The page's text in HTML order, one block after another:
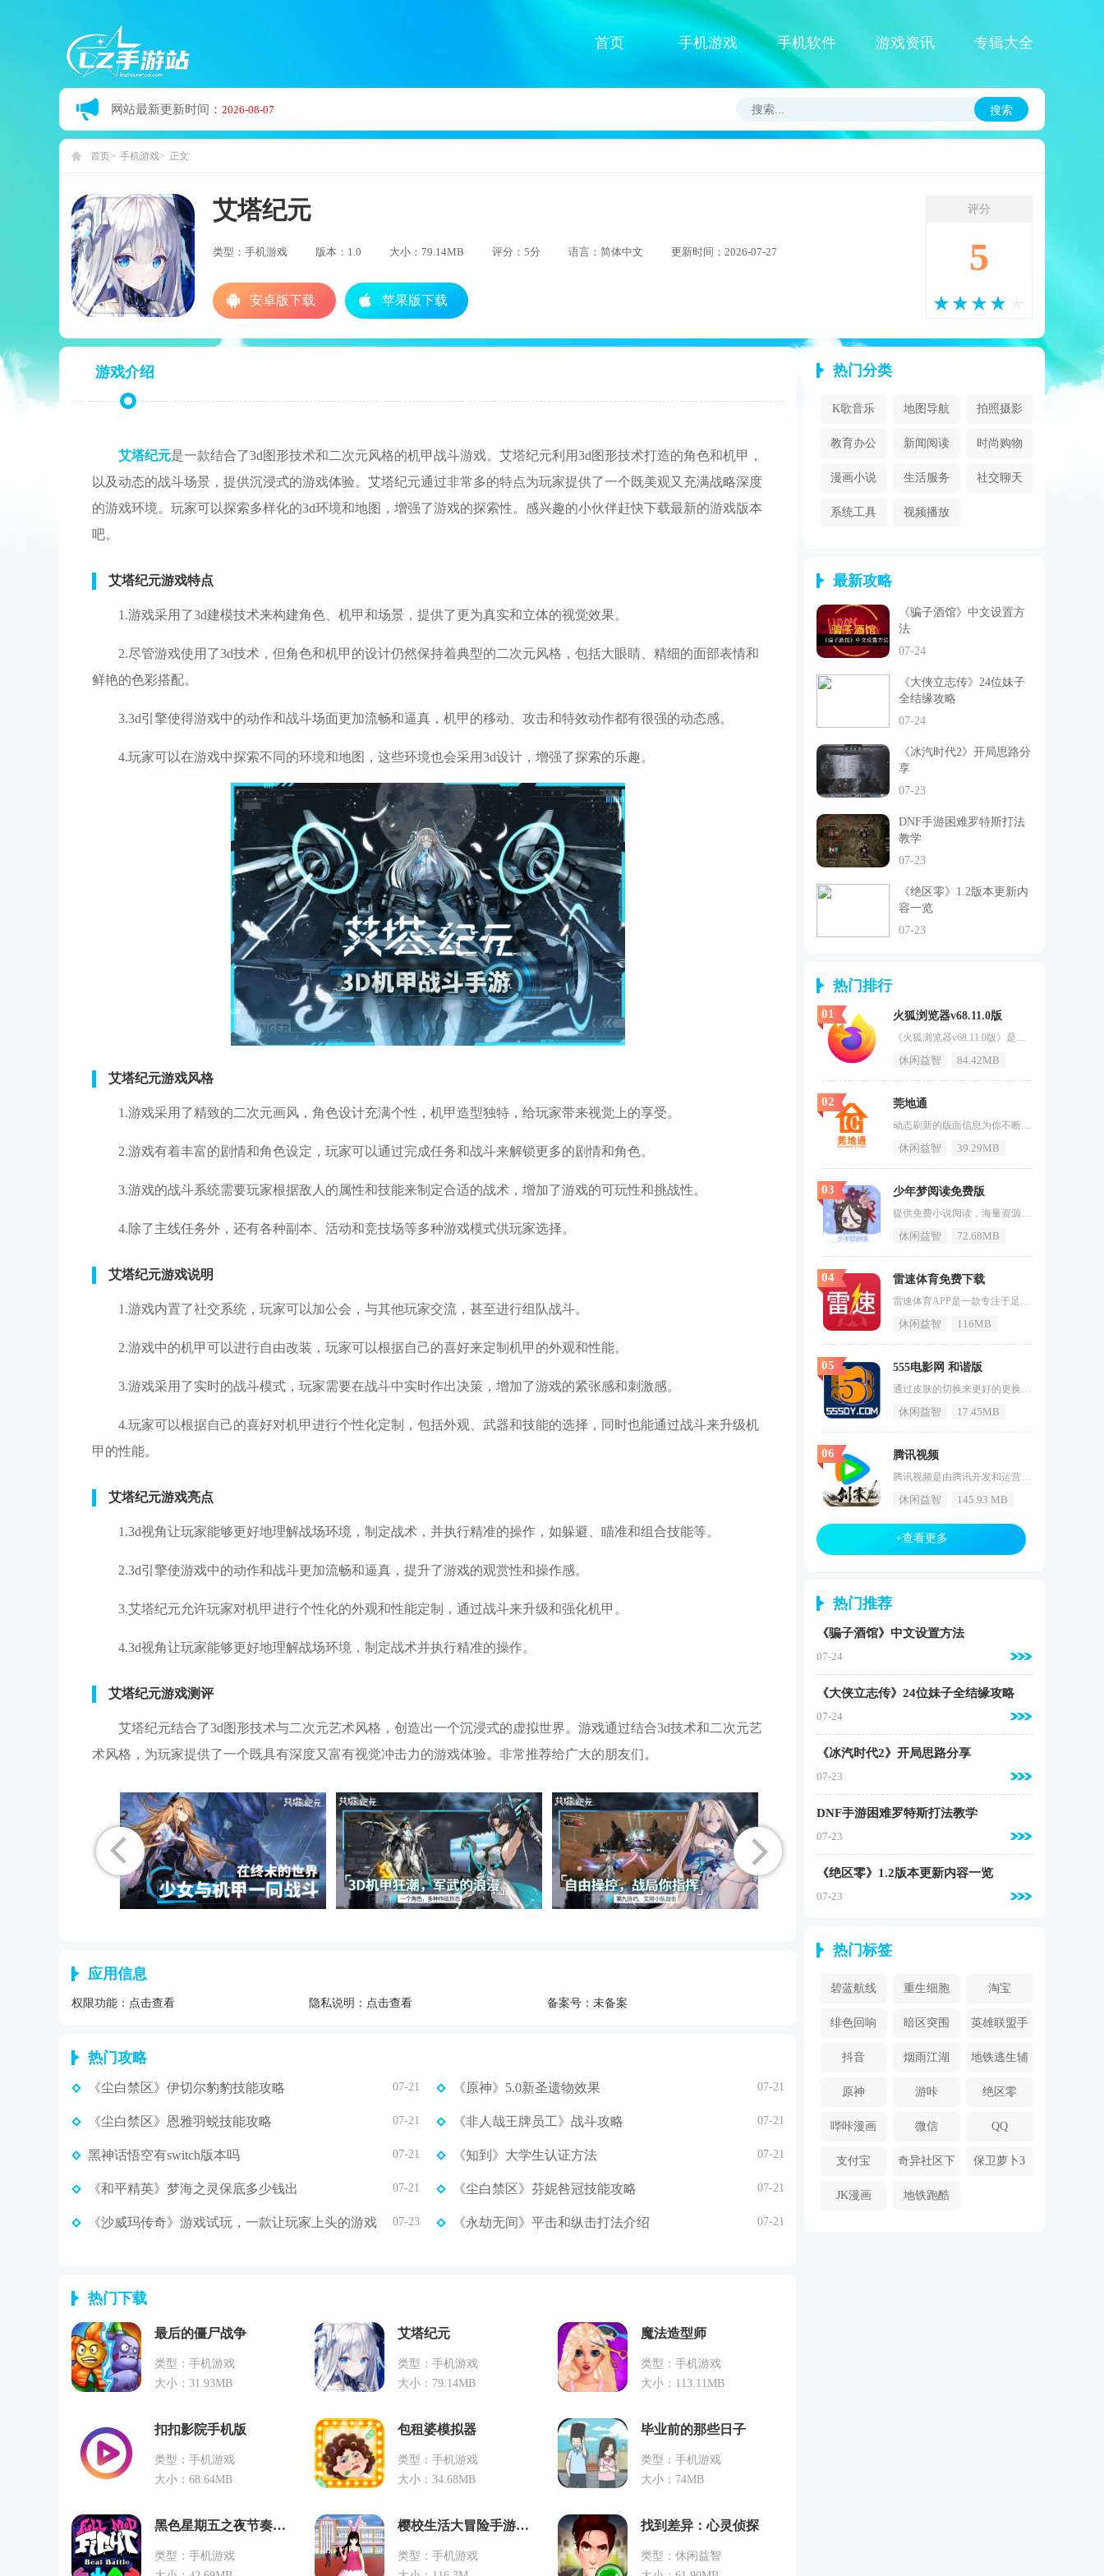
首页 手机游戏 手机软件 游戏资讯 专辑大全
网站最新更新时间： 2026-08-07 搜索
首页 手机游戏 正文
艾塔纪元
类型：手机游戏 版本：1.0 大小：79.14MB 评分：5分 语言：简体中文 更新时间：2026-07-27
评分
5
游戏介绍
艾塔纪元是一款结合了3d图形技术和二次元风格的机甲战斗游戏。艾塔纪元利用3d图形技术打造的角色和机甲，
以及动态的战斗场景，提供沉浸式的游戏体验。艾塔纪元通过非常多的特点为玩家提供了一个既美观又充满战略深度
的游戏环境。玩家可以探索多样化的3d环境和地图，增强了游戏的探索性。感兴趣的小伙伴赶快下载最新的游戏版本
吧。
艾塔纪元游戏特点
1.游戏采用了3d建模技术来构建角色、机甲和场景，提供了更为真实和立体的视觉效果。
2.尽管游戏使用了3d技术，但角色和机甲的设计仍然保持着典型的二次元风格，包括大眼睛、精细的面部表情和
鲜艳的色彩搭配。
3.3d引擎使得游戏中的动作和战斗场面更加流畅和逼真，机甲的移动、攻击和特效动作都有很强的动态感。
4.玩家可以在游戏中探索不同的环境和地图，这些环境也会采用3d设计，增强了探索的乐趣。
艾塔纪元游戏风格
1.游戏采用了精致的二次元画风，角色设计充满个性，机甲造型独特，给玩家带来视觉上的享受。
2.游戏有着丰富的剧情和角色设定，玩家可以通过完成任务和战斗来解锁更多的剧情和角色。
3.游戏的战斗系统需要玩家根据敌人的属性和技能来制定合适的战术，增加了游戏的可玩性和挑战性。
4.除了主线任务外，还有各种副本、活动和竞技场等多种游戏模式供玩家选择。
艾塔纪元游戏说明
1.游戏内置了社交系统，玩家可以加公会，与其他玩家交流，甚至进行组队战斗。
2.游戏中的机甲可以进行自由改装，玩家可以根据自己的喜好来定制机甲的外观和性能。
3.游戏采用了实时的战斗模式，玩家需要在战斗中实时作出决策，增加了游戏的紧张感和刺激感。
4.玩家可以根据自己的喜好对机甲进行个性化定制，包括外观、武器和技能的选择，同时也能通过战斗来升级机
甲的性能。
艾塔纪元游戏亮点
1.3d视角让玩家能够更好地理解战场环境，制定战术，并执行精准的操作，如躲避、瞄准和组合技能等。
2.3d引擎使游戏中的动作和战斗更加流畅和逼真，提升了游戏的观赏性和操作感。
3.艾塔纪元允许玩家对机甲进行个性化的外观和性能定制，通过战斗来升级和强化机甲。
4.3d视角让玩家能够更好地理解战场环境，制定战术并执行精准的操作。
艾塔纪元游戏测评
艾塔纪元结合了3d图形技术与二次元艺术风格，创造出一个沉浸式的虚拟世界。游戏通过结合3d技术和二次元艺
术风格，为玩家提供了一个既具有深度又富有视觉冲击力的游戏体验。非常推荐给广大的朋友们。
应用信息
权限功能： 点击查看 隐私说明： 点击查看 备案号：未备案
热门攻略
《尘白禁区》伊切尔豹豹技能攻略 07-21 《原神》5.0新圣遗物效果 07-21
《尘白禁区》恩雅羽蜕技能攻略 07-21 《非人哉王牌员工》战斗攻略 07-21
黑神话悟空有switch版本吗 07-21 《知到》大学生认证方法 07-21
《和平精英》梦海之灵保底多少钱出 07-21 《尘白禁区》芬妮咎冠技能攻略 07-21
《沙威玛传奇》游戏试玩，一款让玩家上头的游戏 07-23 《永劫无间》平击和纵击打法介绍 07-21
热门下载
最后的僵尸战争
类型：手机游戏
大小：31.93MB
艾塔纪元
类型：手机游戏
大小：79.14MB
魔法造型师
类型：手机游戏
大小：113.11MB
扣扣影院手机版
类型：手机游戏
大小：68.64MB
包租婆模拟器
类型：手机游戏
大小：34.68MB
毕业前的那些日子
类型：手机游戏
大小：74MB
黑色星期五之夜节奏对战
类型：手机游戏
樱校生活大冒险手游下载
类型：手机游戏
找到差异：心灵侦探
类型：休闲益智
热门分类
K歌音乐 地图导航 拍照摄影
教育办公 新闻阅读 时尚购物
漫画小说 生活服务 社交聊天
系统工具 视频播放
最新攻略
《骗子酒馆》中文设置方
法
07-24
《大侠立志传》24位妹子
全结缘攻略
07-24
《冰汽时代2》开局思路分
享
07-23
DNF手游困难罗特斯打法
教学
07-23
《绝区零》1.2版本更新内
容一览
07-23
热门排行
火狐浏览器v68.11.0版
《火狐浏览器v68.11.0版》是一款多功能的网页浏览器，它支持多种操作系统，包括Windows、Mac和Linux。它的主要特点是速度快、安全性高和易于使用。火狐浏览器还支持各种扩展和插件，以满足用户的个性化需求。火狐浏览器v68.11.0版特色1、私密浏览：提供了一个私密浏览模式，让你在不留下任何痕迹的情况下浏览网页。2、多标签浏览：火狐浏览器v68.11.0版中你可以打开多个标签页，轻松地在不同的网站之间切换。3、密码管理器：提供了一个密码管理器，让你轻松
休闲益智 84.42MB
01
莞地通
动态刷新的版面信息为你不断呈现各种关注栏目的相关报道，让你能够找到自己需求的资源来提升自己的视野看点，这就是《莞地通》，这是一款本地趣味的生活办事软件，让你在这里获取资讯的渠道更为稳定，事无巨细的为你呈现周边的情况报道，让用户在这里找到自己需求的服务。软件特色1、方便日常的实用平台，还可以根据自己的需求来选择，还可以发布自己的生活日常动态。2、莞地通这里的各种新闻信息都是当地政府发布的，用户也可以根据自己的需要进行浏览。3、不用出门也可以了解周围的新闻，帮助大家在这里
休闲益智 39.29MB
02
少年梦阅读免费版
提供免费小说阅读，海量资源轻松下载。《少年梦阅读免费版》可以分享你喜欢阅读小说，各种不同的书籍都能在这里观看，体验的感觉相当的方便。不同风格的书籍都可以进行阅读，整体的感受相当的方便。让书迷可以观看高质量的作品。如果喜欢这款软件的用户不要在犹豫了快来71游戏网下载吧。少年梦阅读免费版特色1、少年梦阅读免费版观看的感觉相当的方便，不同类型书籍都在分类栏目，点击就能进行阅读体验。2、进入阅读界面进行个性化阅读设置，可以看到更多的优质图书，让你可以观看到自己喜欢的内容。3、
休闲益智 72.68MB
03
雷速体育免费下载
雷速体育APP是一款专注于足球和篮球赛事的全方位服务平台。它以其简洁明了的界面、实时更新的赛事数据和高清流畅的直播体验，吸引了众多体育爱好者的关注。软件功能丰富，不仅提供全球各大赛事的比分直播和动画直播，还有专业的数据分析、赛事前瞻和情报分析等功能，满足用户对体育赛事的全方位需求。它还拥有活跃的社区和聊天室，让用户可以与其他球迷交流讨论，分享看球心得。雷速体育APP的亮点在于其独特的赛事预告和回顾功能，用户可以提前了解即将开始的赛事信息，也可以回顾已经结束的精彩比赛。此
休闲益智 116MB
04
555电影网 和谐版
通过皮肤的切换来更好的更换自己心情来感受不同氛围下的观影时光，把更好的故事呈现给大家，今天为大家带来《555电影网和谐版》，这是一款相当不错的观影软件，让你能够拥有更好的感受来进行一些比较难获得资源的寻找，这里拥有稳定的资源呈递的渠道，帮助你收获更多看点。软件特色1、符合您个人看点的需求资源都能为你进行搜罗，您可以在这个平台上观看到更多不错作品。2、555电影网和谐版为您打造精彩的内容，来呈现你想要的故事，获取您感兴趣的影视观看内容哦，赶紧下载吧。3、平台内的视频
休闲益智 17.45MB
05
腾讯视频
腾讯视频是由腾讯开发和运营的基于互联网的视频播放应用程序。作为中国领先的在线视频平台，腾讯视频汇集了大量高清图像资源，为用户带来了丰富的视听盛宴。从热门电视剧、电影、综艺节目、动画系列到纪录片、短片、腾讯视频等，一切都可以满足不同年龄段和不同观众兴趣的需求。该平台不仅与国内外各大影视制作公司紧密合作，独家推出众多热门IP作品，还制作了一系列深受观众喜爱的高品质网络剧、网络电影和综艺节目。腾讯视频的智能推荐系统可以根据用户的浏览历史和偏好准确推送个性化内容，让每个用户都能轻松找
休闲益智 145.93 MB
06
+查看更多
热门推荐
《骗子酒馆》中文设置方法
07-24
《大侠立志传》24位妹子全结缘攻略
07-24
《冰汽时代2》开局思路分享
07-23
DNF手游困难罗特斯打法教学
07-23
《绝区零》1.2版本更新内容一览
07-23
热门标签
碧蓝航线 重生细胞 淘宝
绯色回响 暗区突围 英雄联盟手
游
抖音 烟雨江湖 地铁逃生辅
助器
原神 游咔 绝区零
哔咔漫画
2024
微信 QQ
支付宝 奇异社区下
载安装
保卫萝卜3
JK漫画 地铁跑酷